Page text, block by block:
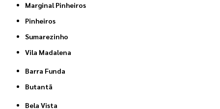
Marginal Pinheiros
Pinheiros
Sumarezinho
Vila Madalena
Barra Funda
Butantã
Bela Vista